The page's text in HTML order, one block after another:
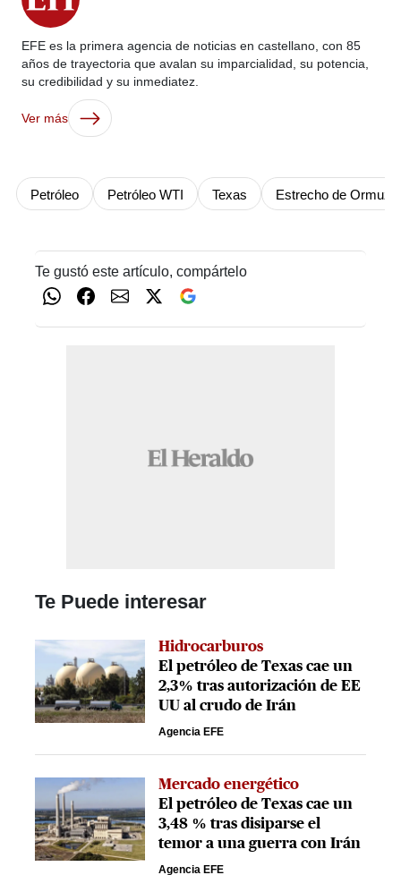
EFE es la primera agencia de noticias en castellano, con 85
años de trayectoria que avalan su imparcialidad, su potencia,
su credibilidad y su inmediatez.
Ver más
Petróleo Petróleo WTI Texas Estrecho de Ormuz
Te gustó este artículo, compártelo
Te Puede interesar
Hidrocarburos
El petróleo de Texas cae un
2,3% tras autorización de EE
UU al crudo de Irán
Agencia EFE
Mercado energético
El petróleo de Texas cae un
3,48 % tras disiparse el
temor a una guerra con Irán
Agencia EFE